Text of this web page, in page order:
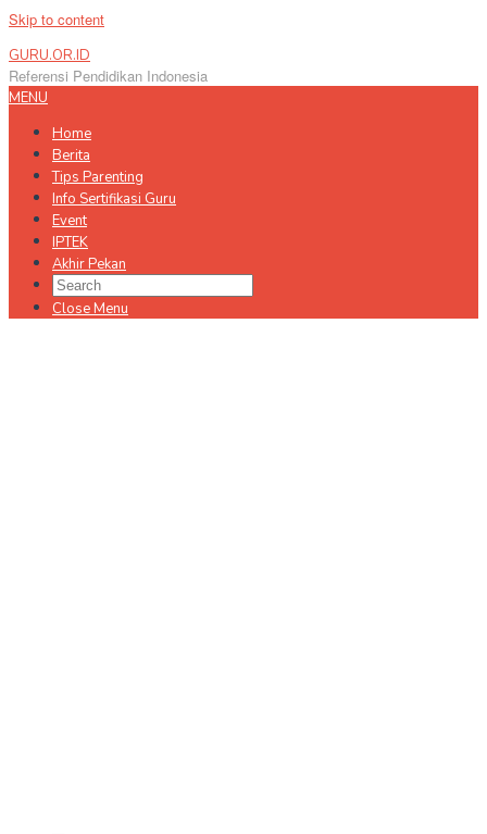
Skip to content
GURU.OR.ID
Referensi Pendidikan Indonesia
MENU
Home
Berita
Tips Parenting
Info Sertifikasi Guru
Event
IPTEK
Akhir Pekan
Close Menu